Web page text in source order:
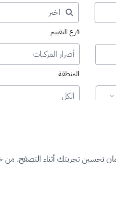
فرع التقييم
أضرار المركبات
المنطقة
الكل
تحسين تجربتك أثناء التصفح. من